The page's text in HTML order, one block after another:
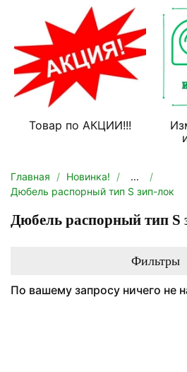
Товар по АКЦИИ!!!
Главная Новинка!
...
Дюбель распорный тип S зип-лок
Дюбель распорный тип S
Фильтры
По вашему запросу ничего не